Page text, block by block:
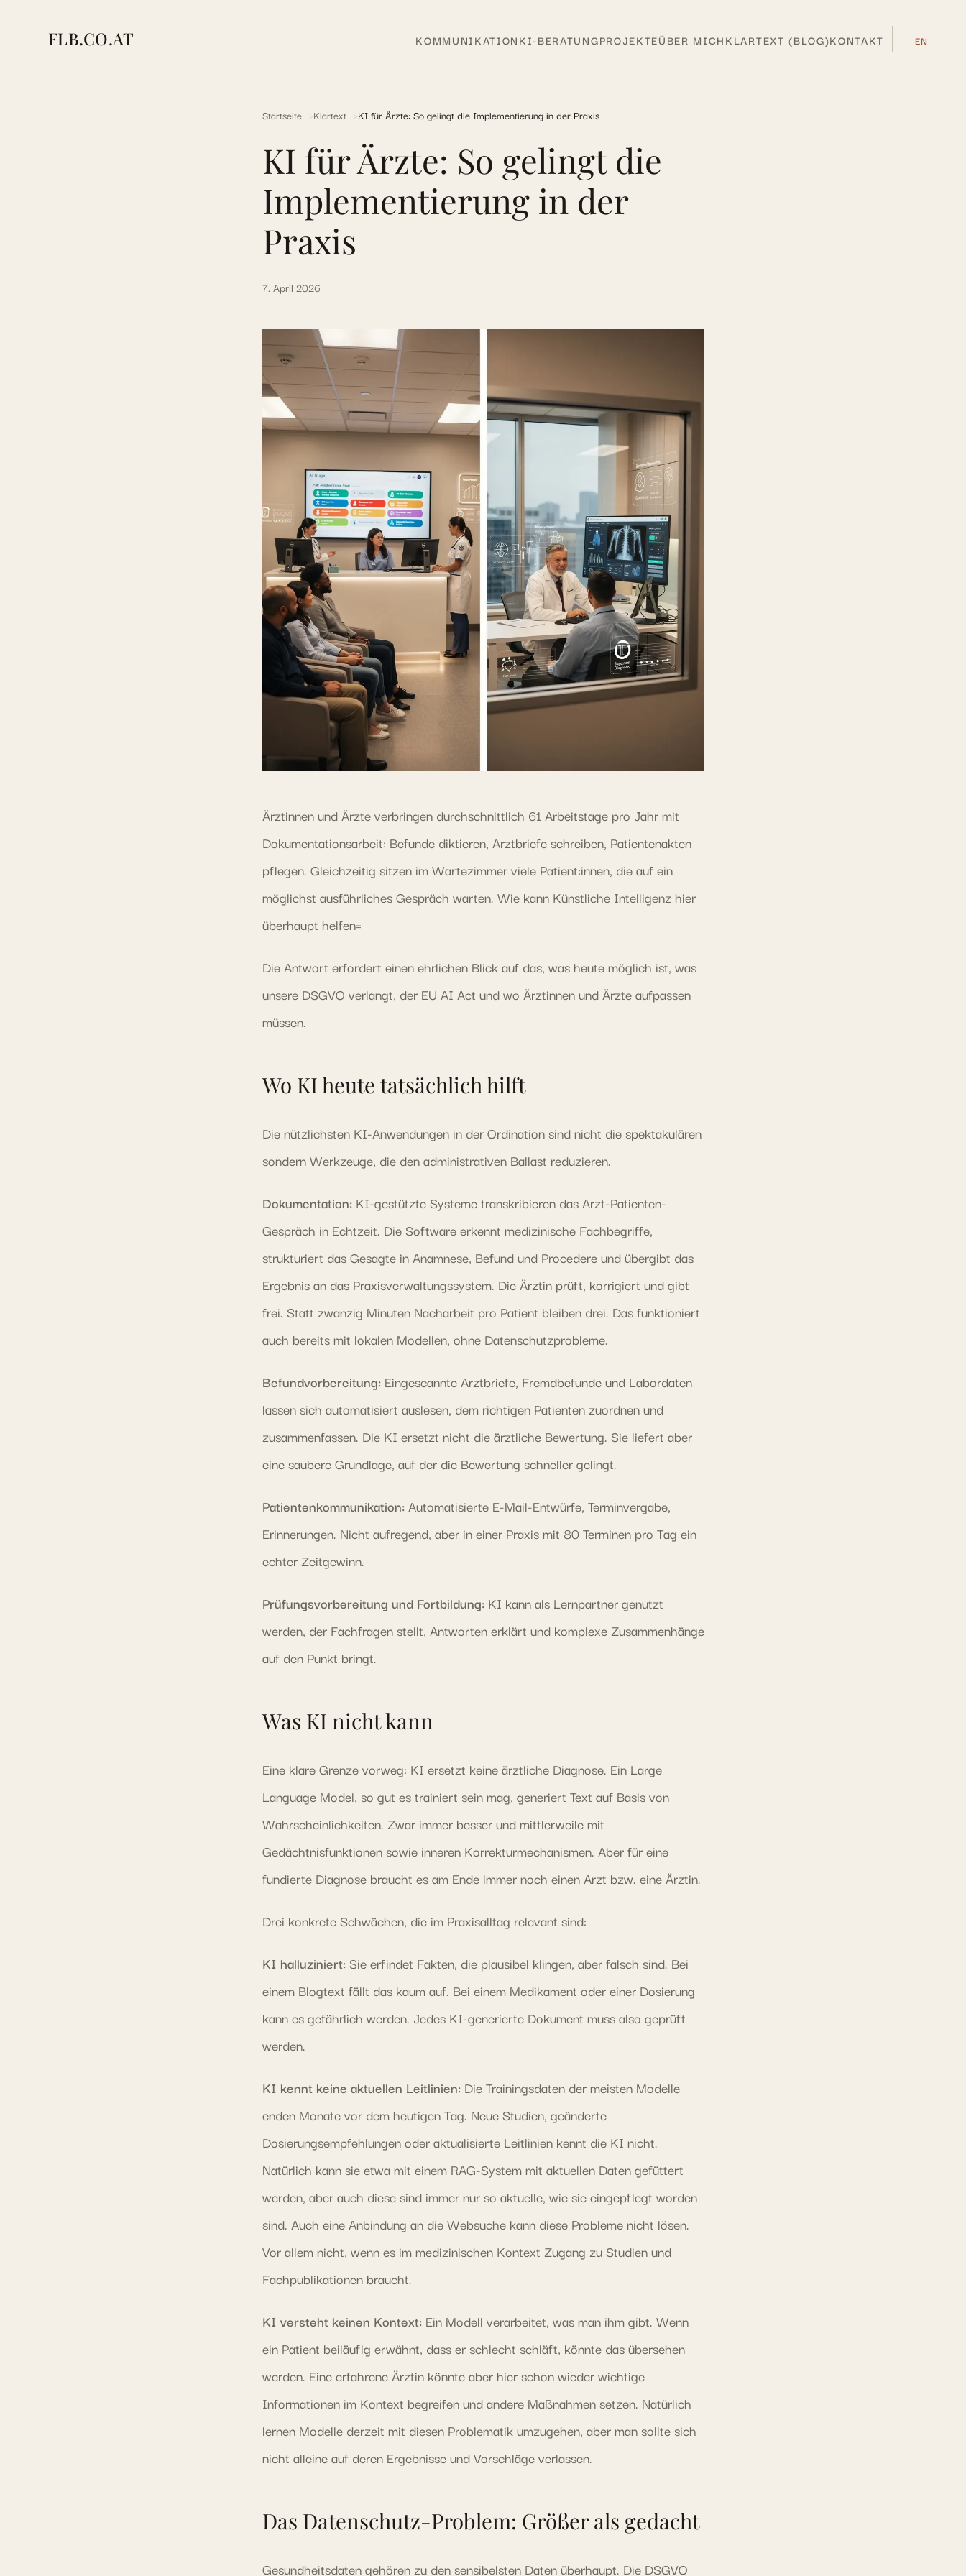
FLB.CO.AT KOMMUNIKATIONKI-BERATUNGPROJEKTEÜBER MICHKLARTEXT (BLOG)KONTAKT EN
Startseite Klartext KI für Ärzte: So gelingt die Implementierung in der Praxis
KI für Ärzte: So gelingt die
Implementierung in der
Praxis
7. April 2026
Ärztinnen und Ärzte verbringen durchschnittlich 61 Arbeitstage pro Jahr mit
Dokumentationsarbeit: Befunde diktieren, Arztbriefe schreiben, Patientenakten
pflegen. Gleichzeitig sitzen im Wartezimmer viele Patient:innen, die auf ein
möglichst ausführliches Gespräch warten. Wie kann Künstliche Intelligenz hier
überhaupt helfen=
Die Antwort erfordert einen ehrlichen Blick auf das, was heute möglich ist, was
unsere DSGVO verlangt, der EU AI Act und wo Ärztinnen und Ärzte aufpassen
müssen.
Wo KI heute tatsächlich hilft
Die nützlichsten KI-Anwendungen in der Ordination sind nicht die spektakulären
sondern Werkzeuge, die den administrativen Ballast reduzieren.
Dokumentation:KI-gestützte Systeme transkribieren das Arzt-Patienten-
Gespräch in Echtzeit. Die Software erkennt medizinische Fachbegriffe,
strukturiert das Gesagte in Anamnese, Befund und Procedere und übergibt das
Ergebnis an das Praxisverwaltungssystem. Die Ärztin prüft, korrigiert und gibt
frei. Statt zwanzig Minuten Nacharbeit pro Patient bleiben drei. Das funktioniert
auch bereits mit lokalen Modellen, ohne Datenschutzprobleme.
Befundvorbereitung:Eingescannte Arztbriefe, Fremdbefunde und Labordaten
lassen sich automatisiert auslesen, dem richtigen Patienten zuordnen und
zusammenfassen. Die KI ersetzt nicht die ärztliche Bewertung. Sie liefert aber
eine saubere Grundlage, auf der die Bewertung schneller gelingt.
Patientenkommunikation:Automatisierte E-Mail-Entwürfe, Terminvergabe,
Erinnerungen. Nicht aufregend, aber in einer Praxis mit 80 Terminen pro Tag ein
echter Zeitgewinn.
Prüfungsvorbereitung und Fortbildung:KI kann als Lernpartner genutzt
werden, der Fachfragen stellt, Antworten erklärt und komplexe Zusammenhänge
auf den Punkt bringt.
Was KI nicht kann
Eine klare Grenze vorweg: KI ersetzt keine ärztliche Diagnose. Ein Large
Language Model, so gut es trainiert sein mag, generiert Text auf Basis von
Wahrscheinlichkeiten. Zwar immer besser und mittlerweile mit
Gedächtnisfunktionen sowie inneren Korrekturmechanismen. Aber für eine
fundierte Diagnose braucht es am Ende immer noch einen Arzt bzw. eine Ärztin.
Drei konkrete Schwächen, die im Praxisalltag relevant sind:
KI halluziniert:Sie erfindet Fakten, die plausibel klingen, aber falsch sind. Bei
einem Blogtext fällt das kaum auf. Bei einem Medikament oder einer Dosierung
kann es gefährlich werden. Jedes KI-generierte Dokument muss also geprüft
werden.
KI kennt keine aktuellen Leitlinien: Die Trainingsdaten der meisten Modelle
enden Monate vor dem heutigen Tag. Neue Studien, geänderte
Dosierungsempfehlungen oder aktualisierte Leitlinien kennt die KI nicht.
Natürlich kann sie etwa mit einem RAG-System mit aktuellen Daten gefüttert
werden, aber auch diese sind immer nur so aktuelle, wie sie eingepflegt worden
sind. Auch eine Anbindung an die Websuche kann diese Probleme nicht lösen.
Vor allem nicht, wenn es im medizinischen Kontext Zugang zu Studien und
Fachpublikationen braucht.
KI versteht keinen Kontext:Ein Modell verarbeitet, was man ihm gibt. Wenn
ein Patient beiläufig erwähnt, dass er schlecht schläft, könnte das übersehen
werden. Eine erfahrene Ärztin könnte aber hier schon wieder wichtige
Informationen im Kontext begreifen und andere Maßnahmen setzen. Natürlich
lernen Modelle derzeit mit diesen Problematik umzugehen, aber man sollte sich
nicht alleine auf deren Ergebnisse und Vorschläge verlassen.
Das Datenschutz-Problem: Größer als gedacht
Gesundheitsdaten gehören zu den sensibelsten Daten überhaupt. Die DSGVO